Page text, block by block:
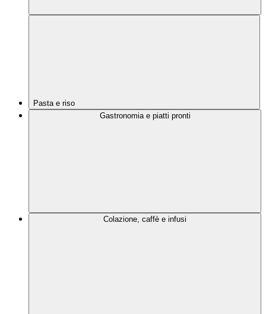
Pasta e riso
Gastronomia e piatti pronti
Colazione, caffè e infusi